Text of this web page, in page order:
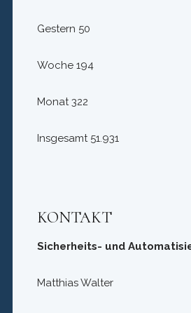
Gestern 50
Woche 194
Monat322
Insgesamt 51.931
KONTAKT
Sicherheits- und
Matthias Walter